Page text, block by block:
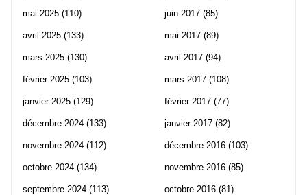
mai 2025 (110)
avril 2025 (133)
mars 2025 (130)
février 2025 (103)
janvier 2025 (129)
décembre 2024 (133)
novembre 2024 (112)
octobre 2024 (134)
septembre 2024 (113)
juin 2017 (85)
mai 2017 (89)
avril 2017 (94)
mars 2017 (108)
février 2017 (77)
janvier 2017 (82)
décembre 2016 (103)
novembre 2016 (85)
octobre 2016 (81)